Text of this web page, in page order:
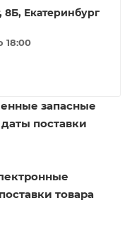
Екатеринбург
18:00
запасные
поставки
товара